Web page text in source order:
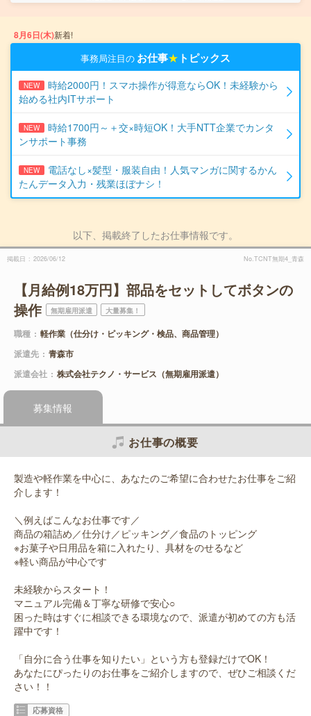
8月6日(木)新着!
事務局注目の お仕事★ トピックス
NEW
時給2000円！スマホ操作が得意ならOK！未経験から
始める社内ITサポート
NEW
時給1700円～＋交×時短OK！大手NTT企業でカンタ
ンサポート事務
NEW
電話なし×髪型・服装自由！人気マンガに関するかん
たんデータ入力・残業ほぼナシ！
以下、掲載終了したお仕事情報です。
掲載日 2026/06/12 No.TCNT無期4_青森
【月給例18万円】部品をセットしてボタンの
操作
無期雇用派遣 大量募集！
職種
軽作業（仕分け・ピッキング・検品、商品管理）
派遣先
青森市
派遣会社
株式会社テクノ・サービス（無期雇用派遣）
募集情報
お仕事の概要
製造や軽作業を中心に、あなたのご希望に合わせたお仕事をご紹
介します！
＼例えばこんなお仕事です／
商品の箱詰め／仕分け／ピッキング／食品のトッピング
※お菓子や日用品を箱に入れたり、具材をのせるなど
※軽い商品が中心です
未経験からスタート！
マニュアル完備＆丁寧な研修で安心○
困った時はすぐに相談できる環境なので、派遣が初めての方も活
躍中です！
「自分に合う仕事を知りたい」という方も登録だけでOK！
あなたにぴったりのお仕事をご紹介しますので、ぜひご相談くだ
さい！！
応募資格